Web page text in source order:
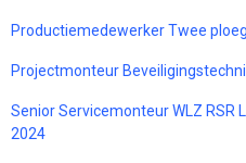
Productiemedewerker Twee
Projectmonteur
Senior Servicemonteur WLZ RSR
2024